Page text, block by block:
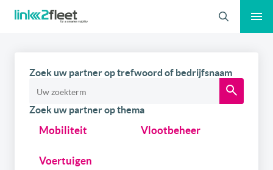
Zoeken
Zoek uw partner op trefwoord of bedrijfsnaam
Zoek uw partner op thema
Mobiliteit Vlootbeheer
Voertuigen